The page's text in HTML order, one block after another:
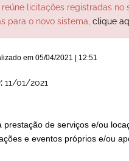
licitações registradas no
para o novo sistema, clique
em 05/04/2021 | 12:51
11/01/2021
prestação de serviços e/ou
e eventos próprios e/ou